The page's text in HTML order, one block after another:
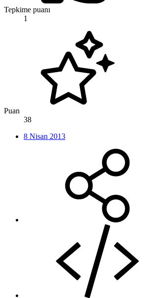
Tepkime puanı
1
Puan
38
8 Nisan 2013